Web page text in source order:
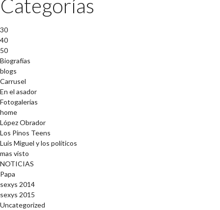
Categorías
30
40
50
Biografías
blogs
Carrusel
En el asador
Fotogalerías
home
López Obrador
Los Pinos Teens
Luis Miguel y los políticos
mas visto
NOTICIAS
Papa
sexys 2014
sexys 2015
Uncategorized